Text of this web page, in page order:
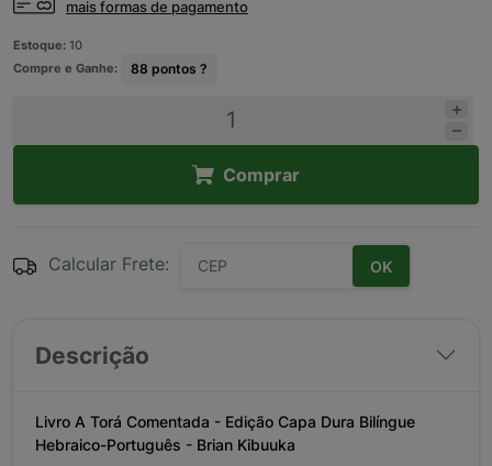
mais formas de pagamento
Estoque: 10
Compre e Ganhe:
88 pontos ?
Comprar
Calcular Frete: OK
Descrição
Livro A Torá Comentada - Edição Capa Dura Bilíngue
Hebraico-Português - Brian Kibuuka